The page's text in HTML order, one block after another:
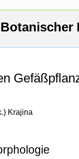
Botanischer
Krajina